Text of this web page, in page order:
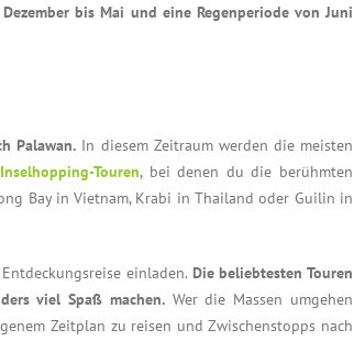
bis Mai und eine Regenperiode von Juni
Palawan. In diesem Zeitraum werden die meisten
Inselhopping-Touren, bei denen du die berühmten
Bay in Vietnam, Krabi in Thailand oder Guilin in
einladen. Die beliebtesten Touren
viel Spaß machen.Wer die Massen umgehen
Zeitplan zu reisen und Zwischenstopps nach